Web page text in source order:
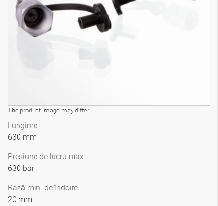
The product image may differ
Lungime
630 mm
Presiune de lucru max.
630 bar
Rază min. de îndoire
20 mm